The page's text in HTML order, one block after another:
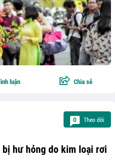
luận Chia sẻ
0 Theo dõi
bị hư hỏng do kim loại rơi